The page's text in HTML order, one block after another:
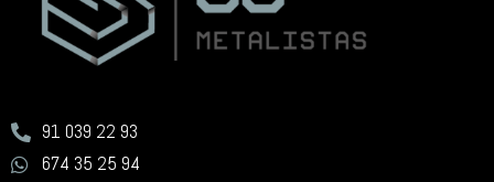
91 039 22 93
674 35 25 94